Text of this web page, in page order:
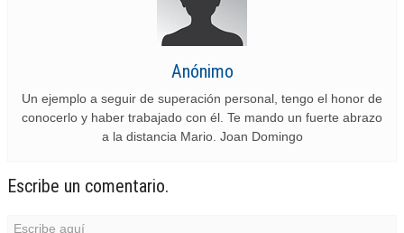
Anónimo
Un ejemplo a seguir de superación personal, tengo el honor de
conocerlo y haber trabajado con él. Te mando un fuerte abrazo
a la distancia Mario. Joan Domingo
Escribe un comentario.